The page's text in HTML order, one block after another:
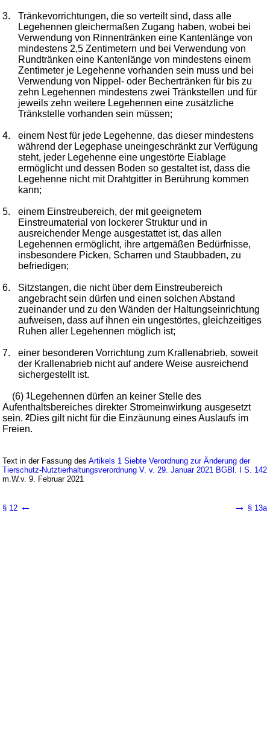
3.
Tränkevorrichtungen, die so verteilt sind, dass alle
Legehennen gleichermaßen Zugang haben, wobei bei
Verwendung von Rinnentränken eine Kantenlänge von
mindestens 2,5 Zentimetern und bei Verwendung von
Rundtränken eine Kantenlänge von mindestens einem
Zentimeter je Legehenne vorhanden sein muss und bei
Verwendung von Nippel- oder Bechertränken für bis zu
zehn Legehennen mindestens zwei Tränkstellen und für
jeweils zehn weitere Legehennen eine zusätzliche
Tränkstelle vorhanden sein müssen;
4.
einem Nest für jede Legehenne, das dieser mindestens
während der Legephase uneingeschränkt zur Verfügung
steht, jeder Legehenne eine ungestörte Eiablage
ermöglicht und dessen Boden so gestaltet ist, dass die
Legehenne nicht mit Drahtgitter in Berührung kommen
kann;
5.
einem Einstreubereich, der mit geeignetem
Einstreumaterial von lockerer Struktur und in
ausreichender Menge ausgestattet ist, das allen
Legehennen ermöglicht, ihre artgemäßen Bedürfnisse,
insbesondere Picken, Scharren und Staubbaden, zu
befriedigen;
6.
Sitzstangen, die nicht über dem Einstreubereich
angebracht sein dürfen und einen solchen Abstand
zueinander und zu den Wänden der Haltungseinrichtung
aufweisen, dass auf ihnen ein ungestörtes, gleichzeitiges
Ruhen aller Legehennen möglich ist;
7.
einer besonderen Vorrichtung zum Krallenabrieb, soweit
der Krallenabrieb nicht auf andere Weise ausreichend
sichergestellt ist.
(6)1 Legehennen dürfen an keiner Stelle des
Aufenthaltsbereiches direkter Stromeinwirkung ausgesetzt
sein.2Dies gilt nicht für die Einzäunung eines Auslaufs im
Freien.
Text in der Fassung desArtikels 1 Siebte Verordnung zur Änderung der
Tierschutz-Nutztierhaltungsverordnung V. v. 29. Januar 2021 BGBl. I S. 142
m.W.v. 9. Februar 2021
§ 12 ← → § 13a